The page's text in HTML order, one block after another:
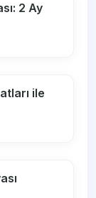
2 Ay
ile